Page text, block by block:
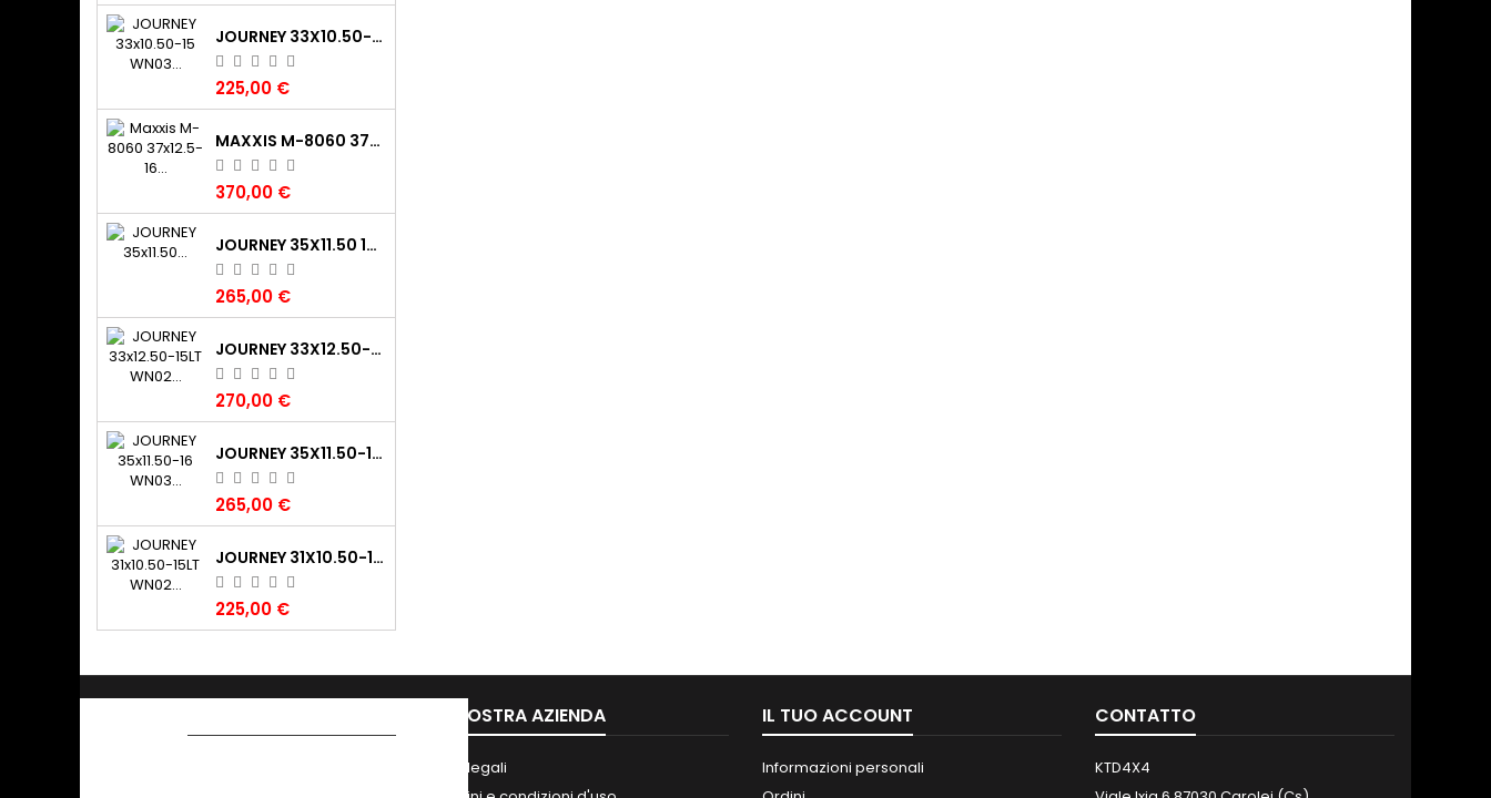
JOURNEY 33X10.50-15 WN03 DIGGER 115K 6PR TL M+S POR
225,00 €
MAXXIS M-8060 37X12.5-16 TREPADOR BIAS 124K DIAG/BIAS BIAS DA COMPETIZIONE GIALLO
370,00 €
JOURNEY 35X11.50 15LT(295/85 15LT)WN03 112K 6PR TL POR M+S
265,00 €
JOURNEY 33X12.50-15LT WN02 CLAW XTR (325/70-15LT) 108K 6PR TL POR
270,00 €
JOURNEY 35X11.50-16 WN03 DIGGER 120K 6PR TL M+S POR
265,00 €
JOURNEY 31X10.50-15LT WN02 CLAW XTR (265/75-15LT) 109K 6PR TL M+S POR
225,00 €
LA NOSTRA AZIENDA
Note legali
IL TUO ACCOUNT
Informazioni personali
CONTATTO
KTD4X4